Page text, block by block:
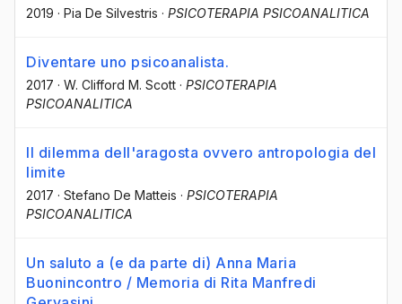
2019 · Pia De Silvestris · PSICOTERAPIA PSICOANALITICA
Diventare uno psicoanalista.
2017 · W. Clifford M. Scott · PSICOTERAPIA
PSICOANALITICA
Il dilemma dell'aragosta ovvero antropologia del
limite
2017 · Stefano De Matteis · PSICOTERAPIA
PSICOANALITICA
Un saluto a (e da parte di) Anna Maria
Buonincontro / Memoria di Rita Manfredi